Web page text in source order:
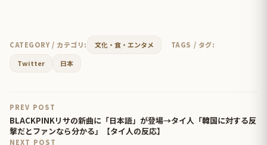
CATEGORY / カテゴリ: 文化・食・エンタメ
TAGS / タグ:
Twitter
日本
PREV POST
BLACKPINKリサの新曲に「日本語」が登場→タイ人「韓国に対する反
撃だとファンなら分かる」【タイ人の反応】
NEXT POST